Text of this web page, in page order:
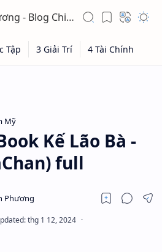
Chứng khoán & Tài liệu Toán học
Mỹ
Kế Lão Bà -
full